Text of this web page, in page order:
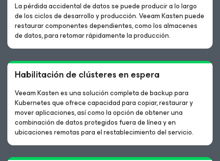
La pérdida accidental de datos se puede producir a lo largo
de los ciclos de desarrollo y producción. Veeam Kasten puede
restaurar componentes dependientes, como los almacenes
de datos, para retomar rápidamente la producción.
Habilitación de clústeres en espera
Veeam Kasten es una solución completa de backup para
Kubernetes que ofrece capacidad para copiar, restaurar y
mover aplicaciones, así como la opción de obtener una
combinación de datos protegidos fuera de línea y en
ubicaciones remotas para el restablecimiento del servicio.